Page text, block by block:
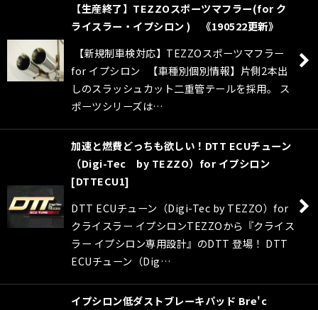
【生産終了】TEZZOスポーツマフラー(for ク
ライスラー・イプシロン ) 《190522更新》
【新規制車検対応】TEZZOスポーツマフラー
for イプシロン 【車種別個別情報】片側2本出
しのスラッシュカット二重管テールを採用。 ス
ポーツシリーズは…
加速と燃費どっちも欲しい！DTT ECUチューン
（Digi-Tec by TEZZO）for イプシロン
[DTTECU1]
DTT ECUチューン（Digi-Tec by TEZZO）for
クライスラー イプシロンTEZZOから『クライス
ラー イプシロン専用設計』のDTT 登場！ DTT
ECUチューン（Dig…
イプシロン低ダストブレーキパッド Bre'c